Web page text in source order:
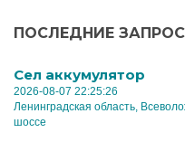
ПОСЛЕДНИЕ
Cел аккумулятор
2026-08-07 22:25:26
Ленинградская область,
шоссе